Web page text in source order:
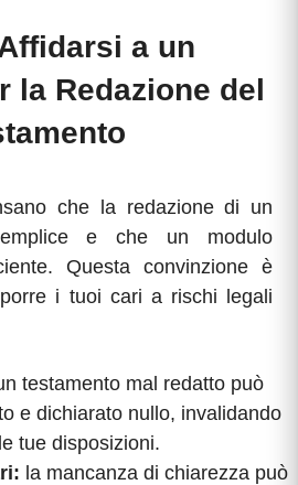
a un
la Redazione del
che la redazione di un
e che un modulo
Questa convinzione è
i tuoi cari a rischi legali
testamento mal redatto può
e dichiarato nullo, invalidando
tue disposizioni.
la mancanza di chiarezza può